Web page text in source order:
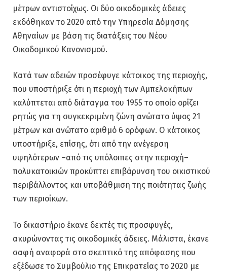
μέτρων αντιστοίχως. Οι δύο οικοδομικές άδειες
εκδόθηκαν το 2020 από την Υπηρεσία Δόμησης
Αθηναίων με βάση τις διατάξεις του Νέου
Οικοδομικού Κανονισμού.
Κατά των αδειών προσέφυγε κάτοικος της περιοχής,
που υποστήριξε ότι η περιοχή των Αμπελοκήπων
καλύπτεται από διάταγμα του 1955 το οποίο ορίζει
ρητώς για τη συγκεκριμένη ζώνη ανώτατο ύψος 21
μέτρων και ανώτατο αριθμό 6 ορόφων. Ο κάτοικος
υποστήριξε, επίσης, ότι από την ανέγερση
υψηλότερων –από τις υπόλοιπες στην περιοχή–
πολυκατοικιών προκύπτει επιβάρυνση του οικιστικού
περιβάλλοντος και υποβάθμιση της ποιότητας ζωής
των περιοίκων.
Το δικαστήριο έκανε δεκτές τις προσφυγές,
ακυρώνοντας τις οικοδομικές άδειες. Μάλιστα, έκανε
σαφή αναφορά στο σκεπτικό της απόφασης που
εξέδωσε το Συμβούλιο της Επικρατείας το 2020 με